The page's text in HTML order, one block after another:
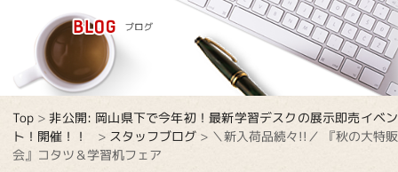
Top >非公開: 岡山県下で今年初！最新学習デスクの展示即売イベン
ト！開催！！
> スタッフブログ > ＼新入荷品続々!!／ 『秋の大特販
会』コタツ＆学習机フェア